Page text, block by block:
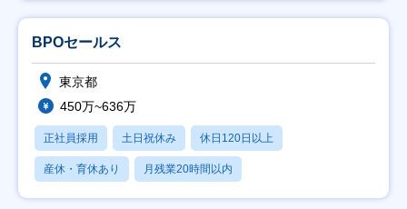
BPOセールス
東京都
450万~636万
正社員採用 土日祝休み 休日120日以上
産休・育休あり 月残業20時間以内